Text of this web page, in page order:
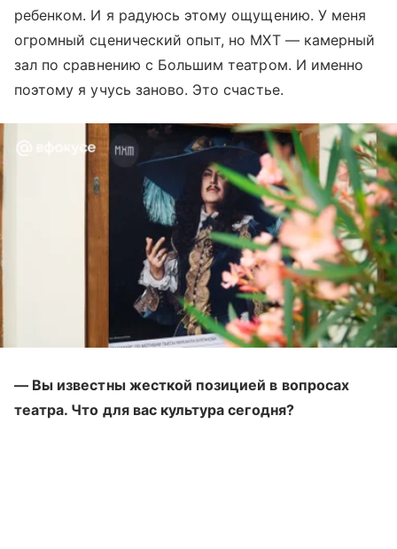
ребенком. И я радуюсь этому ощущению. У меня
огромный сценический опыт, но МХТ — камерный
зал по сравнению с Большим театром. И именно
поэтому я учусь заново. Это счастье.
— Вы известны жесткой позицией в вопросах
театра. Что для вас культура сегодня?